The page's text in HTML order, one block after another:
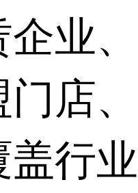
企业
门店
盖行